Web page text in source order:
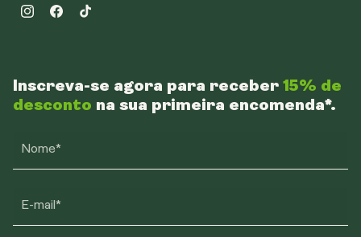
InstagramFacebookTikTok
Inscreva-se agora para receber 15% de
desconto na sua primeira encomenda*.
Nome*
E-mail*